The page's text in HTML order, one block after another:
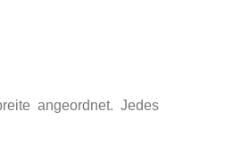
angeordnet. Jedes